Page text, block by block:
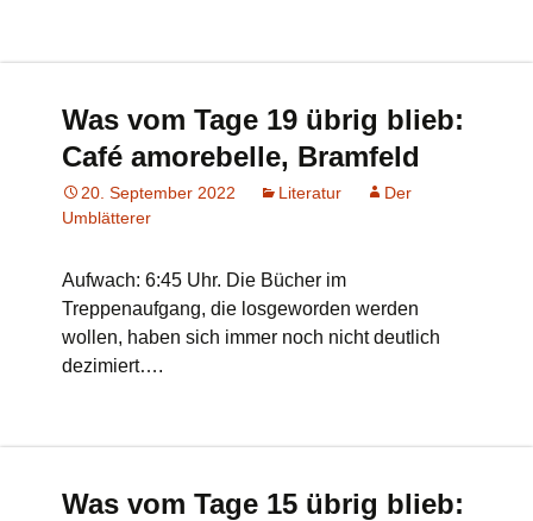
Was vom Tage 19 übrig blieb:
Café amorebelle, Bramfeld
20. September 2022 Literatur
Der
Umblätterer
Aufwach: 6:45 Uhr. Die Bücher im
Treppenaufgang, die losgeworden werden
wollen, haben sich immer noch nicht deutlich
dezimiert….
Was vom Tage 15 übrig blieb: